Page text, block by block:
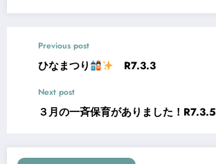
Previous post
ひなまつり R7.3.3
Next post
３月の一斉保育がありました！R7.3.5